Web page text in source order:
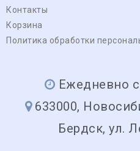
Контакты
Корзина
Политика обработки
Ежедневно
633000,
Бердск, ул.